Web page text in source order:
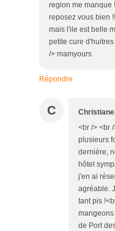
region me manque
reposez vous bien
mais l'ile est belle
petite cure
/> mamyours
Répondre
C Christiane
<br /> <br
plusieurs
dernière,
hôtel
j'en ai
agréable.
tant pis
de Port